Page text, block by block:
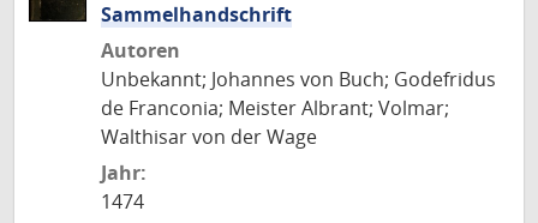
Sammelhandschrift
Autoren
Unbekannt; Johannes von Buch; Godefridus
de Franconia; Meister Albrant; Volmar;
Walthisar von der Wage
Jahr:
1474